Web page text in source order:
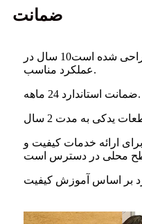
ضمانت
شده است
10 سال در
عملکرد مناسب.
ضمانت استاندارد 24 ماهه.
ارائه خدمات کیفیت و